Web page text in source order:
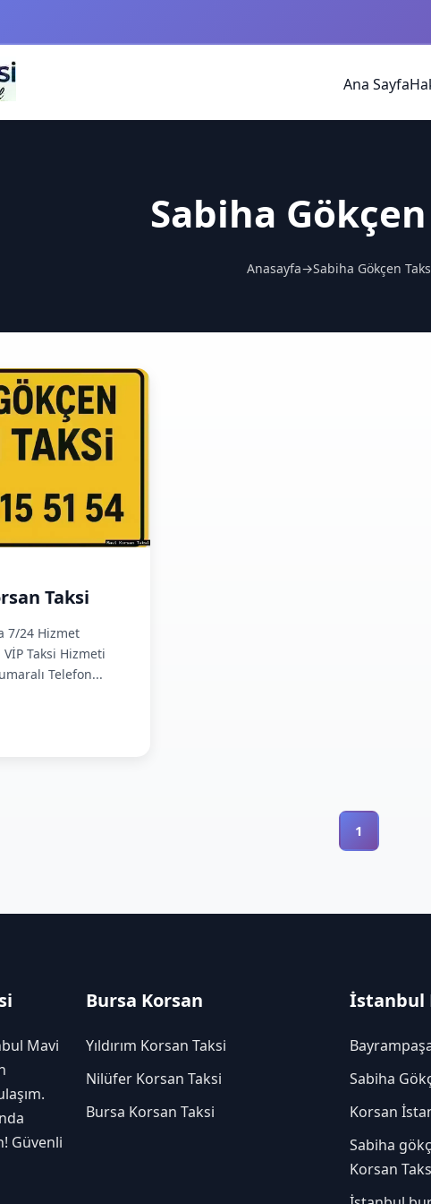
Ana Sayfa
Sabiha
Anasayfa→Sabiha Gökçen
Taksi
7/24 Hizmet
Taksi Hizmeti
Telefon...
1
Mavi
Güvenli
Bursa Korsan
Yıldırım Korsan Taksi
Nilüfer Korsan Taksi
Bursa Korsan Taksi
İstanbul
Sabiha
Korsan
Sabiha
Korsan